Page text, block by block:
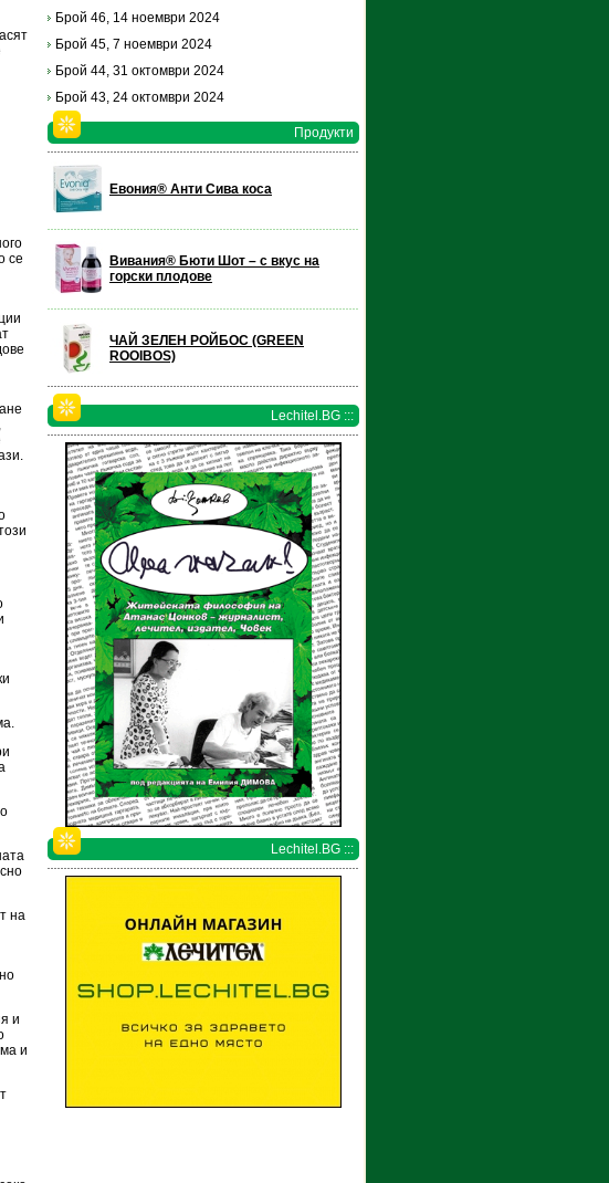
се
на
и
и
Брой 46, 14 ноември 2024
Брой 45, 7 ноември 2024
Брой 44, 31 октомври 2024
Брой 43, 24 октомври 2024
Продукти
Евония® Анти Сива коса
Вивания® Бюти Шот – с вкус на
горски плодове
ЧАЙ ЗЕЛЕН РОЙБОС (GREEN
ROOIBOS)
Lechitel.BG :::
Lechitel.BG :::